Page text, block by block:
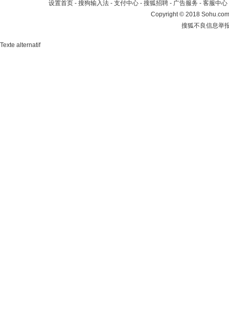
设置首页 - 搜狗输入法 - 支付中心 - 搜狐招聘 - 广告服务 - 客服中心
Copyright©2018
搜狐不良信息举
Texte alternatif